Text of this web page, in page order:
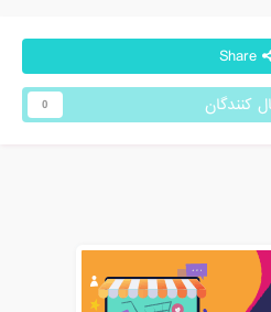
Share
کنندگان